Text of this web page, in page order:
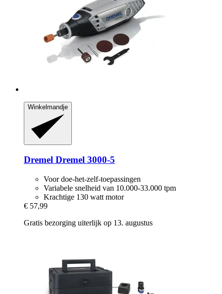
Winkelmandje
Dremel Dremel 3000-​5
Voor doe-het-zelf-toepassingen
Variabele snelheid van 10.000-33.000 tpm
Krachtige 130 watt motor
€ 57,99
Gratis bezorging uiterlijk op 13. augustus